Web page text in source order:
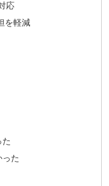
応
を軽減
た